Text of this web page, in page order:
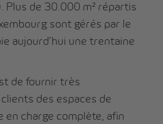
Plus de 30.000 m² répartis
sont gérés par le
aujourd’hui une trentaine
de fournir très
des espaces de
en charge complète, afin